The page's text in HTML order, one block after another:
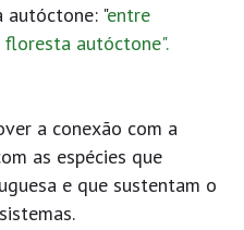
"entre
floresta autóctone".
a conexão com a
as espécies que
e que sustentam o